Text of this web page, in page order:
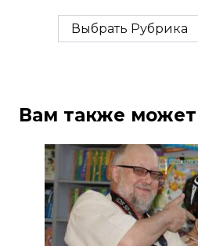
Рубрики
Вам также может